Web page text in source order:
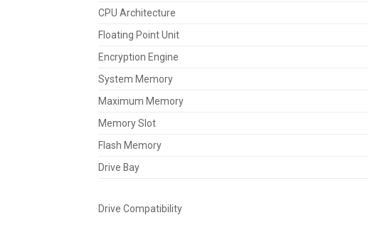
CPU Architecture
Floating Point Unit
Encryption Engine
System Memory
Maximum Memory
Memory Slot
Flash Memory
Drive Bay
Drive Compatibility